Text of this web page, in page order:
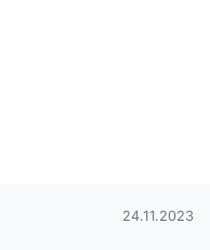
24.11.2023